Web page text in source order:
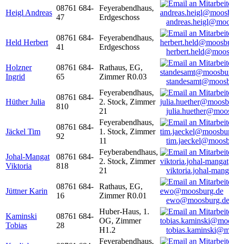
Heigl Andreas
08761 684-
47
Feyerabendhaus,
Erdgeschoss
Held Herbert
08761 684-
41
Feyerabendhaus,
Erdgeschoss
Holzner
Ingrid
08761 684-
65
Rathaus, EG,
Zimmer R0.03
Hüther Julia
08761 684-
810
Feyerabendhaus,
2. Stock, Zimmer
21
Jäckel Tim
08761 684-
92
Feyerabendhaus,
1. Stock, Zimmer
11
Johal-Mangat
Viktoria
08761 684-
818
Feyberabendhaus,
2. Stock, Zimmer
21
viktoria.johal-
Jüttner Karin
08761 684-
16
Rathaus, EG,
Zimmer R0.01
ewo@moosburg.de
Kaminski
Tobias
08761 684-
28
Huber-Haus, 1.
OG, Zimmer
H1.2
Feyerabendhaus,